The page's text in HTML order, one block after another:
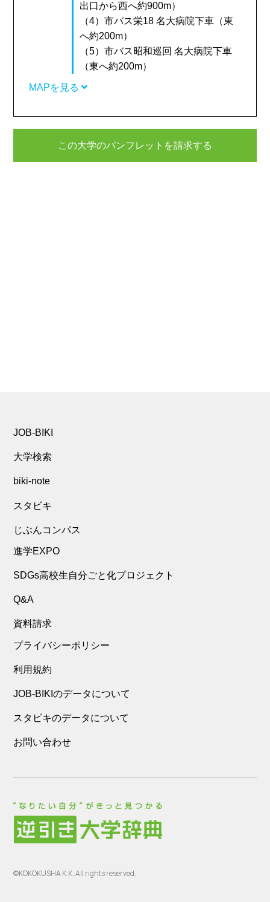
出口から西へ約900m）
（4）市バス栄18 名大病院下車（東
へ約200m）
（5）市バス昭和巡回 名大病院下車
（東へ約200m）
MAPを見る
この大学のパンフレットを請求する
JOB-BIKI
大学検索
biki-note
スタビキ
じぶんコンパス
進学EXPO
SDGs高校生自分ごと化プロジェクト
Q&A
資料請求
プライバシーポリシー
利用規約
JOB-BIKIのデータについて
スタビキのデータについて
お問い合わせ
©KOKOKUSHA K.K. All rights reserved.